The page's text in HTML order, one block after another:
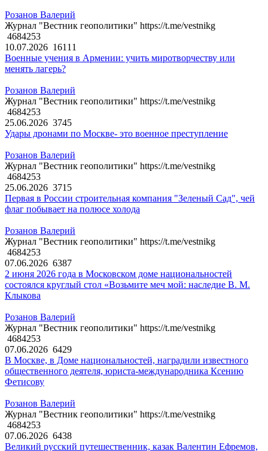
Розанов Валерий
Журнал "Вестник геополитики" https://t.me/vestnikg
4684253
10.07.2026 16111
Военные учения в Армении: учить миротворчеству или
менять лагерь?
Розанов Валерий
Журнал "Вестник геополитики" https://t.me/vestnikg
4684253
25.06.2026 3745
Удары дронами по Москве- это военное преступление
Розанов Валерий
Журнал "Вестник геополитики" https://t.me/vestnikg
4684253
25.06.2026 3715
Первая в России строительная компания "Зеленый Сад", чей
флаг побывает на полюсе холода
Розанов Валерий
Журнал "Вестник геополитики" https://t.me/vestnikg
4684253
07.06.2026 6387
2 июня 2026 года в Московском доме национальностей
состоялся круглый стол «Возьмите меч мой: наследие В. М.
Клыкова
Розанов Валерий
Журнал "Вестник геополитики" https://t.me/vestnikg
4684253
07.06.2026 6429
В Москве, в Доме национальностей, наградили известного
общественного деятеля, юриста-международника Ксению
Фетисову
Розанов Валерий
Журнал "Вестник геополитики" https://t.me/vestnikg
4684253
07.06.2026 6438
Великий русский путешественник, казак Валентин Ефремов,